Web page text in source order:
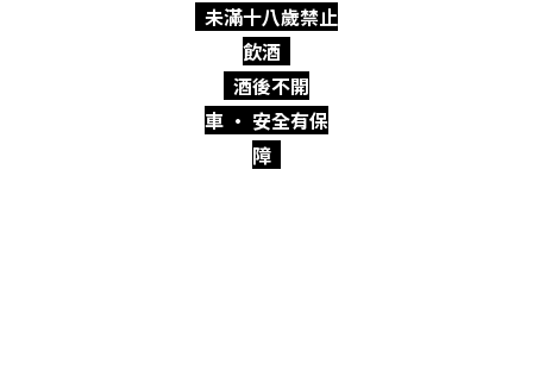
未滿十八歲禁止
飲酒
酒後不開
車 · 安全有保
障